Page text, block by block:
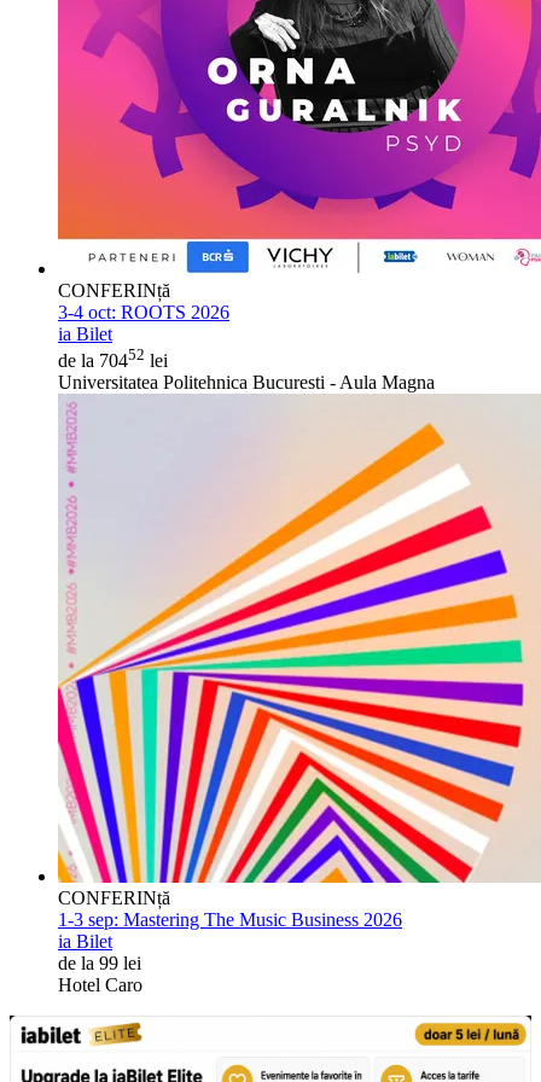
CONFERINță
3-4 oct: ROOTS 2026
ia Bilet
de la 70452 lei
Universitatea Politehnica Bucuresti - Aula Magna
CONFERINță
1-3 sep: Mastering The Music Business 2026
ia Bilet
de la 99 lei
Hotel Caro